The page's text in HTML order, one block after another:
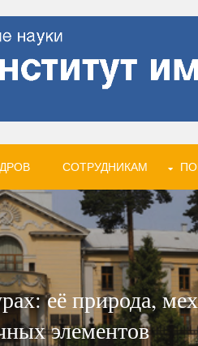
СОТРУДНИКАМ
её природа,
элементов